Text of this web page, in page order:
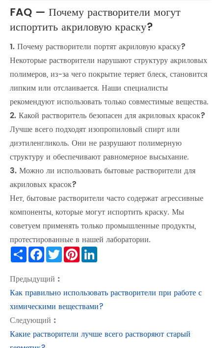
FAQ — Почему растворители могут
испортить акриловую краску?
1. Почему растворители портят акриловую краску?
Некоторые растворители нарушают структуру акриловых
полимеров, из-за чего покрытие теряет блеск, становится
липким или отслаивается. Наши специалисты
рекомендуют использовать только совместимые вещества.
2. Какой растворитель безопасен для акриловых красок?
Лучше всего подходят изопропиловый спирт или
диэтиленгликоль. Они не разрушают полимерную
структуру и обеспечивают равномерное высыхание.
3. Можно ли использовать бытовые растворители для
акриловых красок?
Нет, бытовые растворители часто содержат агрессивные
компоненты, которые могут испортить краску. Мы
советуем применять только промышленные продукты,
протестированные в нашей лаборатории.
ShareFacebookTwitterPinterest
Предыдущий :
Как правильно использовать растворители при работе с
химическими веществами?
Следующий :
Какие растворители лучше всего растворяют старый